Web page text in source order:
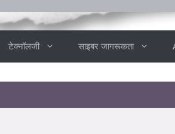
टेक्नॉलजी साइबर जागरूकता